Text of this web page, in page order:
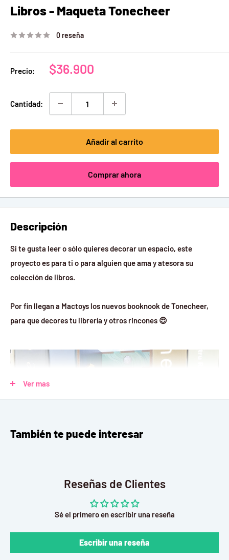
Libros - Maqueta Tonecheer
0 reseña
Precio:
Precio
venta
$36.900
Cantidad:
Añadir al carrito
Comprar ahora
Descripción
Si te gusta leer o sólo quieres decorar un espacio, este
proyecto es para ti o para alguien que ama y atesora su
colección de libros.
Por fin llegan a Mactoys los nuevos booknook de Tonecheer,
para que decores tu librería y otros rincones 😍
Ver mas
También te puede interesar
Reseñas de Clientes
Sé el primero en escribir una reseña
Escribir una reseña